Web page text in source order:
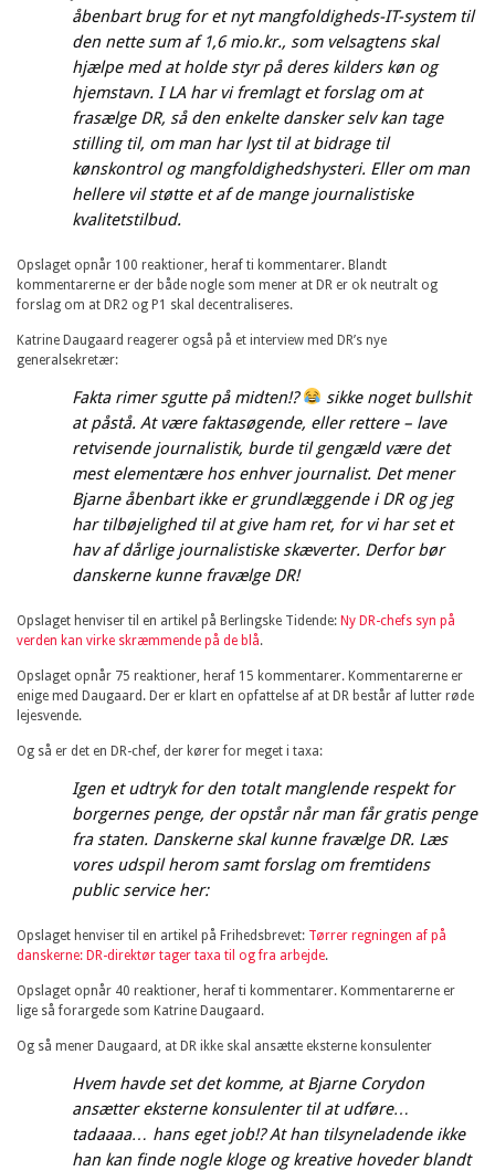
åbenbart brug for et nyt mangfoldigheds-IT-system til
den nette sum af 1,6 mio.kr., som velsagtens skal
hjælpe med at holde styr på deres kilders køn og
hjemstavn. I LA har vi fremlagt et forslag om at
frasælge DR, så den enkelte dansker selv kan tage
stilling til, om man har lyst til at bidrage til
kønskontrol og mangfoldighedshysteri. Eller om man
hellere vil støtte et af de mange journalistiske
kvalitetstilbud.
Opslaget opnår 100 reaktioner, heraf ti kommentarer. Blandt
kommentarerne er der både nogle som mener at DR er ok neutralt og
forslag om at DR2 og P1 skal decentraliseres.
Katrine Daugaard reagerer også på et interview med DR’s nye
generalsekretær:
Fakta rimer sgutte på midten!?
sikke noget bullshit
at påstå. At være faktasøgende, eller rettere – lave
retvisende journalistik, burde til gengæld være det
mest elementære hos enhver journalist. Det mener
Bjarne åbenbart ikke er grundlæggende i DR og jeg
har tilbøjelighed til at give ham ret, for vi har set et
hav af dårlige journalistiske skæverter. Derfor bør
danskerne kunne fravælge DR!
Opslaget henviser til en artikel på Berlingske Tidende: Ny DR-chefs syn på
verden kan virke skræmmende på de blå.
Opslaget opnår 75 reaktioner, heraf 15 kommentarer. Kommentarerne er
enige med Daugaard. Der er klart en opfattelse af at DR består af lutter røde
lejesvende.
Og så er det en DR-chef, der kører for meget i taxa:
Igen et udtryk for den totalt manglende respekt for
borgernes penge, der opstår når man får gratis penge
fra staten. Danskerne skal kunne fravælge DR. Læs
vores udspil herom samt forslag om fremtidens
public service her:
Opslaget henviser til en artikel på Frihedsbrevet: Tørrer regningen af på
danskerne: DR-direktør tager taxa til og fra arbejde.
Opslaget opnår 40 reaktioner, heraf ti kommentarer. Kommentarerne er
lige så forargede som Katrine Daugaard.
Og så mener Daugaard, at DR ikke skal ansætte eksterne konsulenter
Hvem havde set det komme, at Bjarne Corydon
ansætter eksterne konsulenter til at udføre…
tadaaaa… hans eget job!? At han tilsyneladende ikke
han kan finde nogle kloge og kreative hoveder blandt